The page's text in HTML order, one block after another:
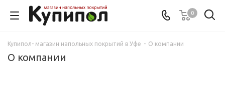
0
Купипол- магазин напольных покрытий в Уфе - О компании
О компании